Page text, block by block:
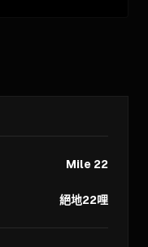
Mile 22
絕地22哩